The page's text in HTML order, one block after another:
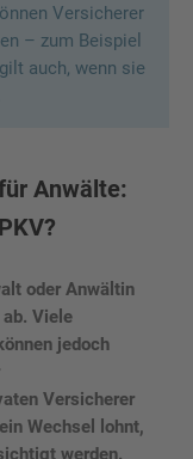
Versicherer
– zum Beispiel
auch, wenn sie
Anwälte:
oder Anwältin
Viele
jedoch
Versicherer
Wechsel lohnt,
werden.